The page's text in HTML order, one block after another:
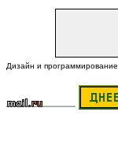
Дизайн и программирование